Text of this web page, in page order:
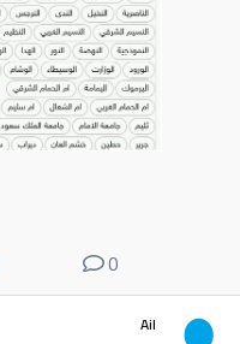
0
Ail